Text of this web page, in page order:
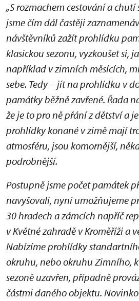
„S rozmachem cestování a
jsme čím dál častěji
návštěvníků zažít prohlídku
klasickou sezonu, vyzkoušet si,
například v zimních měsících,
sebe. Tedy – jít na prohlídku v
památky běžně zavřené. Řada
že je to pro ně přání z dětství a
prohlídky konané v zimě mají
atmosféru, jsou komornější,
podrobnější.
Postupně jsme počet památek
navyšovali, nyní umožňujeme
30 hradech a zámcích napříč
v Květné zahradě v Kroměříži a
Nabízíme prohlídky
okruhu, nebo okruhu Zimního,
sezoně uzavřen, případně
částmi daného objektu.